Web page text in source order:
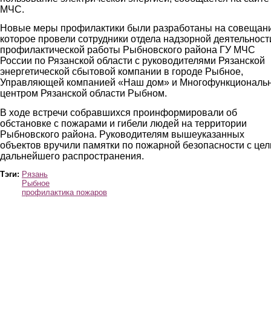
МЧС.
Новые меры профилактики были разработаны на
которое провели сотрудники отдела надзорной
профилактической работы Рыбновского района ГУ МЧС
России по Рязанской области с руководителями Рязанской
энергетической сбытовой компании в городе Рыбное,
Управляющей компанией «Наш дом» и
центром Рязанской области Рыбном.
В ходе встречи собравшихся проинформировали об
обстановке с пожарами и гибели людей на территории
Рыбновского района. Руководителям вышеуказанных
объектов вручили памятки по пожарной безопасности с
дальнейшего распространения.
Тэги: Рязань
Рыбное
профилактика пожаров